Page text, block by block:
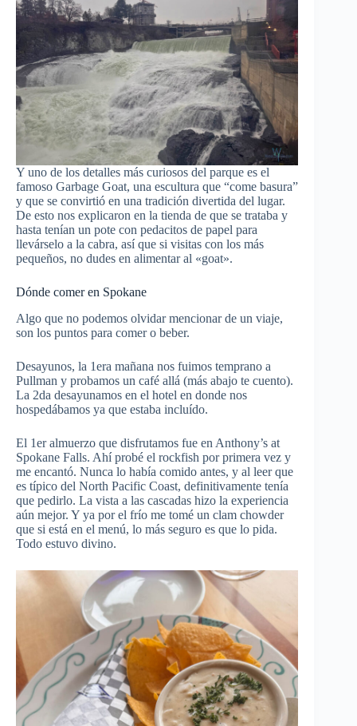
Y uno de los detalles más curiosos del parque es el
famoso Garbage Goat, una escultura que “come basura”
y que se convirtió en una tradición divertida del lugar.
De esto nos explicaron en la tienda de que se trataba y
hasta tenían un pote con pedacitos de papel para
llevárselo a la cabra, así que si visitas con los más
pequeños, no dudes en alimentar al «goat».
Dónde comer en Spokane
Algo que no podemos olvidar mencionar de un viaje,
son los puntos para comer o beber.
Desayunos, la 1era mañana nos fuimos temprano a
Pullman y probamos un café allá (más abajo te cuento).
La 2da desayunamos en el hotel en donde nos
hospedábamos ya que estaba incluído.
El 1er almuerzo que disfrutamos fue en Anthony’s at
Spokane Falls. Ahí probé el rockfish por primera vez y
me encantó. Nunca lo había comido antes, y al leer que
es típico del North Pacific Coast, definitivamente tenía
que pedirlo. La vista a las cascadas hizo la experiencia
aún mejor. Y ya por el frío me tomé un clam chowder
que si está en el menú, lo más seguro es que lo pida.
Todo estuvo divino.